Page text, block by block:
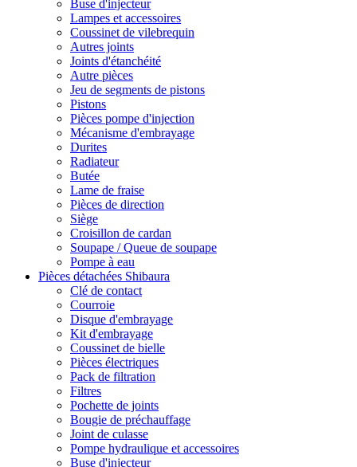
Buse d'injecteur
Lampes et accessoires
Coussinet de vilebrequin
Autres joints
Joints d'étanchéité
Autre pièces
Jeu de segments de pistons
Pistons
Pièces pompe d'injection
Mécanisme d'embrayage
Durites
Radiateur
Butée
Lame de fraise
Pièces de direction
Siège
Croisillon de cardan
Soupape / Queue de soupape
Pompe à eau
Pièces détachées Shibaura
Clé de contact
Courroie
Disque d'embrayage
Kit d'embrayage
Coussinet de bielle
Pièces électriques
Pack de filtration
Filtres
Pochette de joints
Bougie de préchauffage
Joint de culasse
Pompe hydraulique et accessoires
Buse d'injecteur